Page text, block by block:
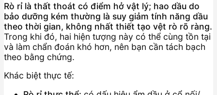
Rò rỉ là thất thoát có điểm hở vật lý; hao dầu do
bảo dưỡng kém thường là suy giảm tính năng dầu
theo thời gian, không nhất thiết tạo vệt rò rõ ràng.
Trong khi đó, hai hiện tượng này có thể cùng tồn tại
và làm chẩn đoán khó hơn, nên bạn cần tách bạch
theo bằng chứng.
Khác biệt thực tế: